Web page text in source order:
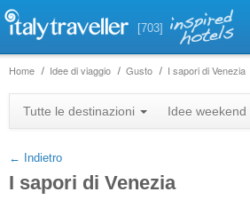
[703]
Home Idee di viaggio Gusto I sapori di Venezia
Tutte le destinazioni Idee weekend
← Indietro
I sapori di Venezia
+
−